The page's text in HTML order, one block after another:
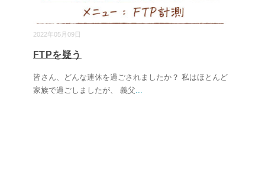
2022年05月09日
FTPを疑う
皆さん、どんな連休を過ごされましたか？ 私はほとんど
家族で過ごしましたが、 義父...